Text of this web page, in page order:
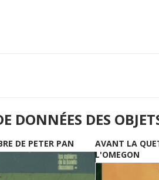
DONNÉES DES
DE PETER PAN
AVANT LA
L'OMEGON